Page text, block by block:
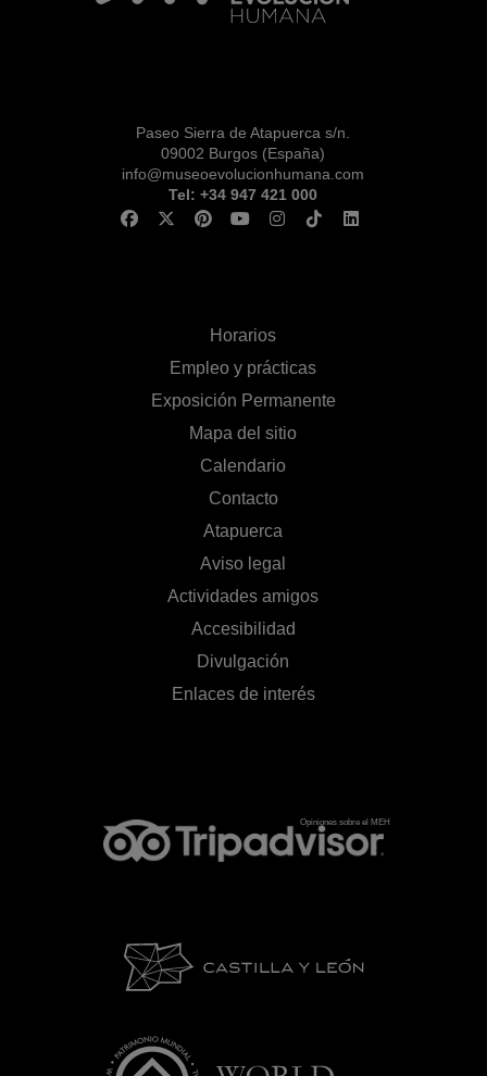
Paseo Sierra de Atapuerca s/n.
09002 Burgos (España)
info@museoevolucionhumana.com
Tel: +34 947 421 000
Horarios
Empleo y prácticas
Exposición Permanente
Mapa del sitio
Calendario
Contacto
Atapuerca
Aviso legal
Actividades amigos
Accesibilidad
Divulgación
Enlaces de interés
Opiniones sobre el MEH